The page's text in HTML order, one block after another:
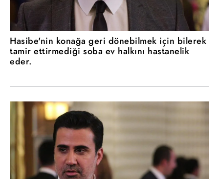
Hasibe'nin konağa geri dönebilmek için bilerek
tamir ettirmediği soba ev halkını hastanelik
eder.